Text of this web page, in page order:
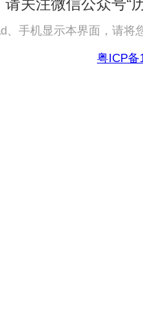
请关注微信公众号“
、手机显示本界面，请将
粤ICP备